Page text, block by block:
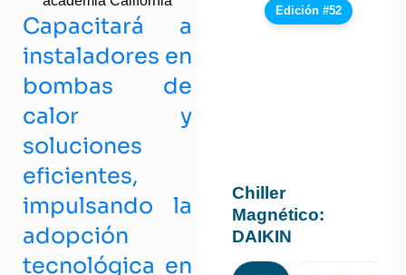
Capacitará a
instaladores en
bombas de
calor y
soluciones
eficientes,
impulsando la
adopción
tecnológica en
Edición #52
Chiller
Magnético:
DAIKIN